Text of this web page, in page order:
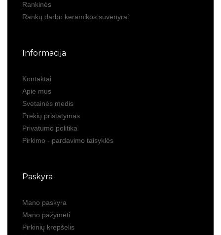
Rankinės
Rankų darbo keramikos suvenyrai
Informacija
Kontaktai
Apie mus
Svetainės medis
Prekių pristatymas
Privatumo politika
Pirkimo - pardavimo taisyklės
Paskyra
Mano paskyra
Mano pažymėti
Pirkinių krepšelis